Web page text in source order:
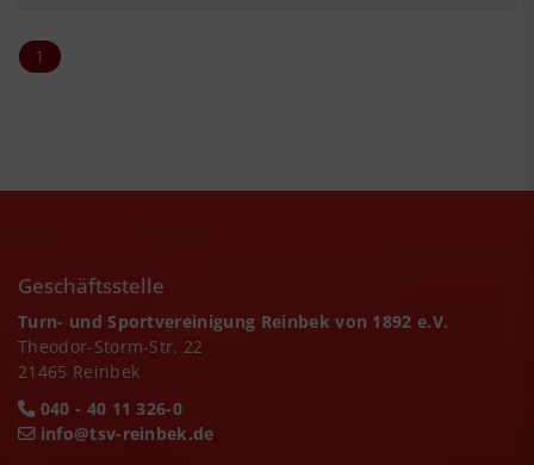
1
Geschäftsstelle
Turn- und Sportvereinigung Reinbek von 1892 e.V.
Theodor-Storm-Str. 22
21465 Reinbek
040 - 40 11 326-0
info@tsv-reinbek.de